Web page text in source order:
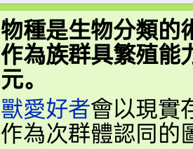
物種是生物分類的
作為族群具繁殖能
元。
獸愛好者會以現實
作為次群體認同的